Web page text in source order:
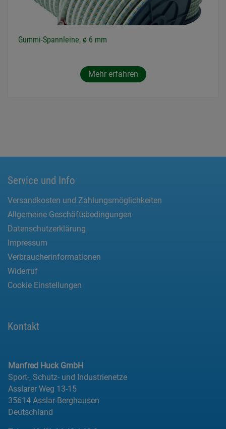
Gummi-Spannleine, ø 6 mm
Mehr erfahren
Service und Info
Versandkosten und Zahlungsmöglichkeiten
Allgemeine Geschäftsbedingungen
Datenschutzerklärung
Impressum
Verbraucherinformationen
Widerruf
Cookie Einstellungen
Kontakt
Manfred Huck GmbH
Sport-, Schutz- und Industrienetze
Asslarer Weg 13-15
35614 Asslar-Berghausen
Deutschland